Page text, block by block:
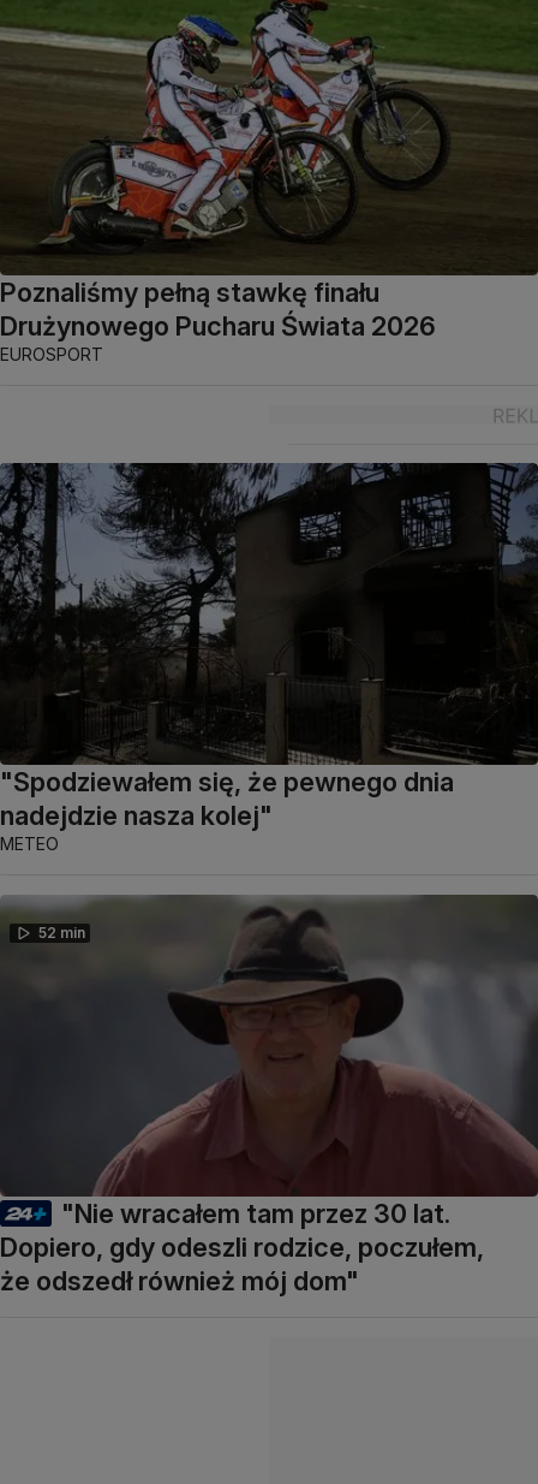
Poznaliśmy pełną stawkę finału
Drużynowego Pucharu Świata 2026
EUROSPORT
"Spodziewałem się, że pewnego dnia
nadejdzie nasza kolej"
METEO
52 min
"Nie wracałem tam przez 30 lat.
Dopiero, gdy odeszli rodzice, poczułem,
że odszedł również mój dom"